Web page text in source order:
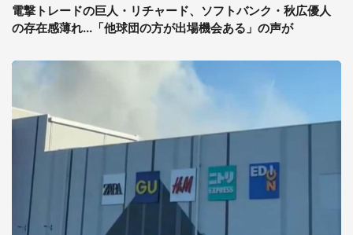
電撃トレードの巨人・リチャード、ソフトバンク・秋広優人
の存在感薄れ...「他球団の方が出場機会ある」の声が